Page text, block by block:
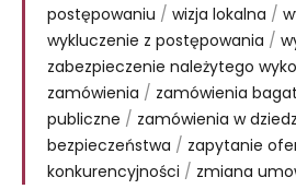
postępowaniu / wizja lokalna /
wykluczenie z postępowania /
zabezpieczenie należytego
zamówienia / zamówienia
publiczne / zamówienia w
bezpieczeństwa / zapytanie
konkurencyjności / zmiana